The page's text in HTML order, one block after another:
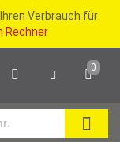
Verbrauch für
Rechner
SUCHE
0